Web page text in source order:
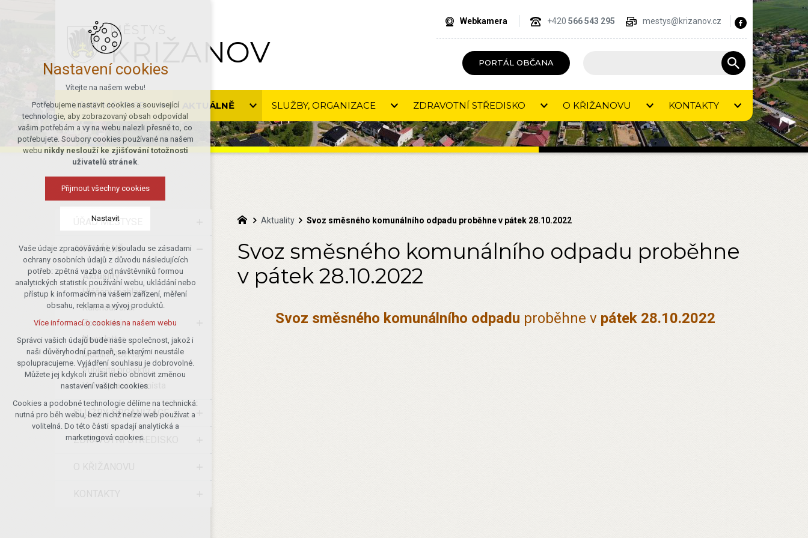
MĚSTYS
KŘIŽANOV
Webkamera +420 566 543 295 mestys@krizanov.cz
PORTÁL OBČANA
ÚŘAD MĚSTYSE AKTUÁLNĚ SLUŽBY, ORGANIZACE ZDRAVOTNÍ STŘEDISKO O KŘIŽANOVU KONTAKTY
ÚŘAD MĚSTYSE
AKTUÁLNĚ
Aktuality
Hlášení rozhlasu
Kalendář akcí
Zpravodaj
Newsletter
Mobilní Rozhlas
Publicita projektů
Volná pracovní místa
SLUŽBY, ORGANIZACE
ZDRAVOTNÍ STŘEDISKO
Aktuality Svoz směsného komunálního odpadu proběhne v pátek 28.10.2022
Svoz směsného komunálního odpadu proběhne
v pátek 28.10.2022
Svoz směsného komunálního odpadu proběhne v pátek 28.10.2022
Nastavení cookies
Vítejte na našem webu!
Potřebujeme nastavit cookies a související
technologie, aby zobrazovaný obsah odpovídal
vašim potřebám a vy na webu nalezli přesně to, co
potřebujete. Soubory cookies používané na našem
webu nikdy neslouží ke zjišťování totožnosti
uživatelů stránek.
Přijmout všechny cookies
Nastavit
Technická cookies
nutná pro provozování webu
udržení kontextu stránek (session):
případná přihlášení, volby jazyka, apod.
Volitelná cookies
analytická pro anonymizované
vyhodnocení návštěvnosti
marketingová cookies (Google)
Více informací o cookies na našem webu
Přijmout všechny cookies
Odmítnout vše
Vaše údaje zpracováváme v souladu se zásadami
ochrany osobních údajů z důvodu následujících
potřeb: zpětná vazba od návštěvníků formou
analytických statistik používání webu, ukládání nebo
přístup k informacím na vašem zařízení, měření
obsahu, reklama a vývoj produktů.
Více informací o cookies na našem webu
Správci vašich údajů bude naše společnost, jakož i
naši důvěryhodní partneři, se kterými neustále
spolupracujeme. Vyjádření souhlasu je dobrovolné.
Můžete jej kdykoli zrušit nebo obnovit změnou
nastavení vašich cookies.
Cookies a podobné technologie dělíme na technická:
nutná pro běh webu, bez nichž nelze web používat a
volitelná. Do této části spadají analytická a
marketingová cookies.